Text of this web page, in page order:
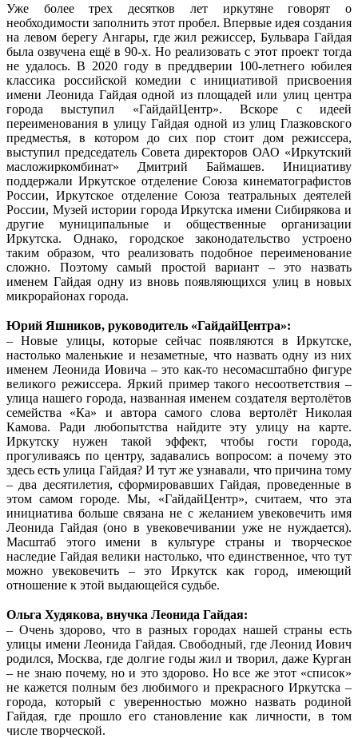
Уже более трех десятков лет иркутяне говорят о
необходимости заполнить этот пробел. Впервые идея создания
на левом берегу Ангары, где жил режиссер, Бульвара Гайдая
была озвучена ещё в 90-х. Но реализовать с этот проект тогда
не удалось. В 2020 году в преддверии 100-летнего юбилея
классика российской комедии с инициативой присвоения
имени Леонида Гайдая одной из площадей или улиц центра
города выступил «ГайдайЦентр». Вскоре с идеей
переименования в улицу Гайдая одной из улиц Глазковского
предместья, в котором до сих пор стоит дом режиссера,
выступил председатель Совета директоров ОАО «Иркутский
масложиркомбинат» Дмитрий Баймашев. Инициативу
поддержали Иркутское отделение Союза кинематографистов
России, Иркутское отделение Союза театральных деятелей
России, Музей истории города Иркутска имени Сибирякова и
другие муниципальные и общественные организации
Иркутска. Однако, городское законодательство устроено
таким образом, что реализовать подобное переименование
сложно. Поэтому самый простой вариант – это назвать
именем Гайдая одну из вновь появляющихся улиц в новых
микрорайонах города.
Юрий Яшников, руководитель «ГайдайЦентра»:
– Новые улицы, которые сейчас появляются в Иркутске,
настолько маленькие и незаметные, что назвать одну из них
именем Леонида Иовича – это как-то несомасштабно фигуре
великого режиссера. Яркий пример такого несоответствия –
улица нашего города, названная именем создателя вертолётов
семейства «Ка» и автора самого слова вертолёт Николая
Камова. Ради любопытства найдите эту улицу на карте.
Иркутску нужен такой эффект, чтобы гости города,
прогуливаясь по центру, задавались вопросом: а почему это
здесь есть улица Гайдая? И тут же узнавали, что причина тому
– два десятилетия, сформировавших Гайдая, проведенные в
этом самом городе. Мы, «ГайдайЦентр», считаем, что эта
инициатива больше связана не с желанием увековечить имя
Леонида Гайдая (оно в увековечивании уже не нуждается).
Масштаб этого имени в культуре страны и творческое
наследие Гайдая велики настолько, что единственное, что тут
можно увековечить – это Иркутск как город, имеющий
отношение к этой выдающейся судьбе.
Ольга Худякова, внучка Леонида Гайдая:
– Очень здорово, что в разных городах нашей страны есть
улицы имени Леонида Гайдая. Свободный, где Леонид Иович
родился, Москва, где долгие годы жил и творил, даже Курган
– не знаю почему, но и это здорово. Но все же этот «список»
не кажется полным без любимого и прекрасного Иркутска –
города, который с уверенностью можно назвать родиной
Гайдая, где прошло его становление как личности, в том
числе творческой.